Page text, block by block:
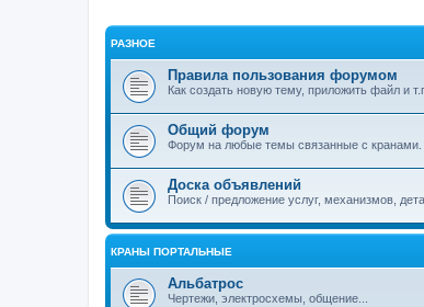
РАЗНОЕ
Правила пользования форумом
Как создать новую тему, приложить файл и
Общий форум
Форум на любые темы связанные с кранами.
Доска объявлений
Поиск / предложение услуг, механизмов,
КРАНЫ ПОРТАЛЬНЫЕ
Альбатрос
Чертежи, электросхемы, общение...